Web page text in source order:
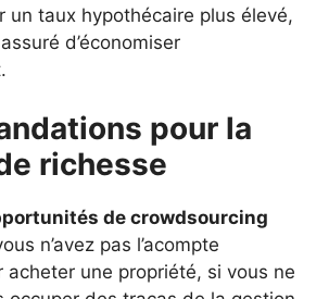
un taux hypothécaire plus élevé,
d’économiser
pour la
richesse
de crowdsourcing
n’avez pas l’acompte
acheter une propriété, si vous ne